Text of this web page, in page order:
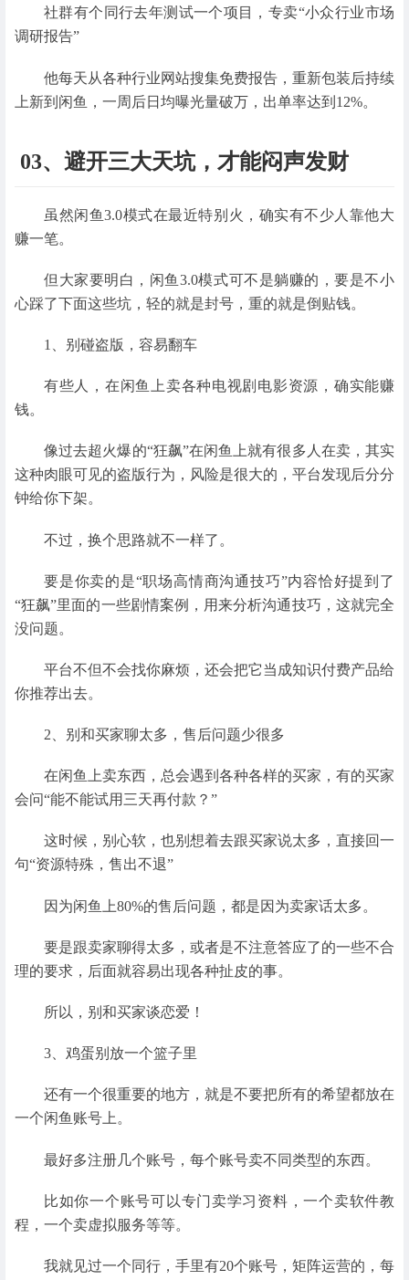
社群有个同行去年测试一个项目，专卖“小众行业市场
调研报告”
他每天从各种行业网站搜集免费报告，重新包装后持续
上新到闲鱼，一周后日均曝光量破万，出单率达到12%。
03、避开三大天坑，才能闷声发财
虽然闲鱼3.0模式在最近特别火，确实有不少人靠他大
赚一笔。
但大家要明白，闲鱼3.0模式可不是躺赚的，要是不小
心踩了下面这些坑，轻的就是封号，重的就是倒贴钱。
1、别碰盗版，容易翻车
有些人，在闲鱼上卖各种电视剧电影资源，确实能赚
钱。
像过去超火爆的“狂飙”在闲鱼上就有很多人在卖，其实
这种肉眼可见的盗版行为，风险是很大的，平台发现后分分
钟给你下架。
不过，换个思路就不一样了。
要是你卖的是“职场高情商沟通技巧”内容恰好提到了
“狂飙”里面的一些剧情案例，用来分析沟通技巧，这就完全
没问题。
平台不但不会找你麻烦，还会把它当成知识付费产品给
你推荐出去。
2、别和买家聊太多，售后问题少很多
在闲鱼上卖东西，总会遇到各种各样的买家，有的买家
会问“能不能试用三天再付款？”
这时候，别心软，也别想着去跟买家说太多，直接回一
句“资源特殊，售出不退”
因为闲鱼上80%的售后问题，都是因为卖家话太多。
要是跟卖家聊得太多，或者是不注意答应了的一些不合
理的要求，后面就容易出现各种扯皮的事。
所以，别和买家谈恋爱！
3、鸡蛋别放一个篮子里
还有一个很重要的地方，就是不要把所有的希望都放在
一个闲鱼账号上。
最好多注册几个账号，每个账号卖不同类型的东西。
比如你一个账号可以专门卖学习资料，一个卖软件教
程，一个卖虚拟服务等等。
我就见过一个同行，手里有20个账号，矩阵运营的，每